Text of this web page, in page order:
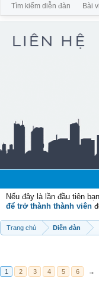
Nếu đây là lần đầu tiên
để trở thành thành viên
Trang chủ Diễn đàn
1 2 3 4 5 6 →
Tìm kiếm diễn đàn Bài